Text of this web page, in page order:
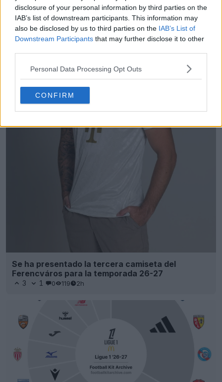
disclosure of your personal information by third parties on the
IAB’s list of downstream participants. This information may
also be disclosed by us to third parties on the IAB’s List of
Downstream Participants that may further disclose it to other
Personal Data Processing Opt Outs
CONFIRM
Se ha presentado la tercera camiseta del
Ferencváros para la temporada 26-27
3 1 0 119 2h